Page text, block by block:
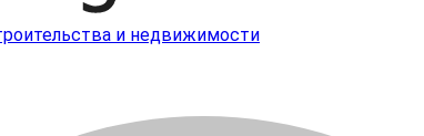
и недвижимости